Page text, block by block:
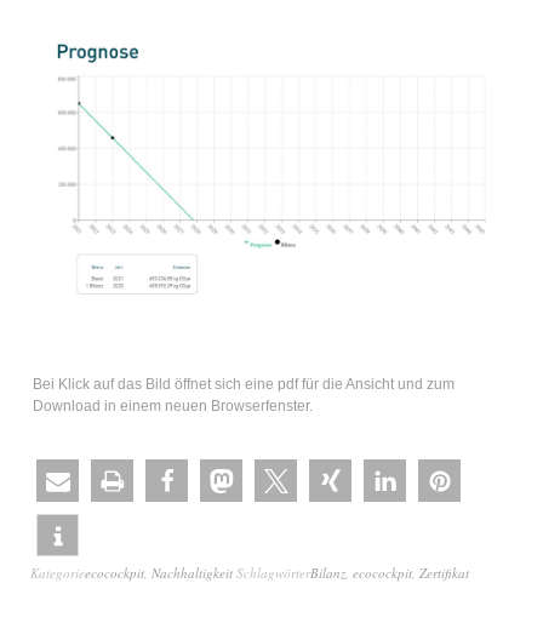
Bei Klick auf das Bild öffnet sich eine pdf für die Ansicht und zum
Download in einem neuen Browserfenster.
Kategorieecocockpit Nachhaltigkeit SchlagwörterBilanz ecocockpit Zertifikat